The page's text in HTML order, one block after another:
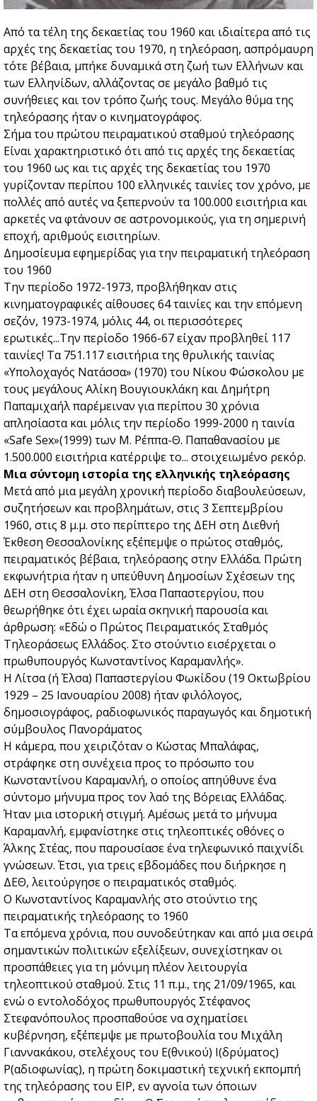
Από τα τέλη της δεκαετίας του 1960 και ιδιαίτερα από τις
αρχές της δεκαετίας του 1970, η τηλεόραση, ασπρόμαυρη
τότε βέβαια, μπήκε δυναμικά στη ζωή των Ελλήνων και
των Ελληνίδων, αλλάζοντας σε μεγάλο βαθμό τις
συνήθειες και τον τρόπο ζωής τους. Μεγάλο θύμα της
τηλεόρασης ήταν ο κινηματογράφος.
Σήμα του πρώτου πειραματικού σταθμού τηλεόρασης
Είναι χαρακτηριστικό ότι από τις αρχές της δεκαετίας
του 1960 ως και τις αρχές της δεκαετίας του 1970
γυρίζονταν περίπου 100 ελληνικές ταινίες τον χρόνο, με
πολλές από αυτές να ξεπερνούν τα 100.000 εισιτήρια και
αρκετές να φτάνουν σε αστρονομικούς, για τη σημερινή
εποχή, αριθμούς εισιτηρίων.
Δημοσίευμα εφημερίδας για την πειραματική τηλεόραση
του 1960
Την περίοδο 1972-1973, προβλήθηκαν στις
κινηματογραφικές αίθουσες 64 ταινίες και την επόμενη
σεζόν, 1973-1974, μόλις 44, οι περισσότερες
ερωτικές...Την περίοδο 1966-67 είχαν προβληθεί 117
ταινίες! Τα 751.117 εισιτήρια της θρυλικής ταινίας
«Υπολοχαγός Νατάσσα» (1970) του Νίκου Φώσκολου με
τους μεγάλους Αλίκη Βουγιουκλάκη και Δημήτρη
Παπαμιχαήλ παρέμειναν για περίπου 30 χρόνια
απλησίαστα και μόλις την περίοδο 1999-2000 η ταινία
«Safe Sex»(1999) των M. Ρέππα-Θ. Παπαθανασίου με
1.500.000 εισιτήρια κατέρριψε το... στοιχειωμένο ρεκόρ.
Μια σύντομη ιστορία της ελληνικής τηλεόρασης
Μετά από μια μεγάλη χρονική περίοδο διαβουλεύσεων,
συζητήσεων και προβλημάτων, στις 3 Σεπτεμβρίου
1960, στις 8 μ.μ. στο περίπτερο της ΔΕΗ στη Διεθνή
Έκθεση Θεσσαλονίκης εξέπεμψε ο πρώτος σταθμός,
πειραματικός βέβαια, τηλεόρασης στην Ελλάδα. Πρώτη
εκφωνήτρια ήταν η υπεύθυνη Δημοσίων Σχέσεων της
ΔΕΗ στη Θεσσαλονίκη, Έλσα Παπαστεργίου, που
θεωρήθηκε ότι έχει ωραία σκηνική παρουσία και
άρθρωση: «Εδώ ο Πρώτος Πειραματικός Σταθμός
Τηλεοράσεως Ελλάδος. Στο στούντιο εισέρχεται ο
πρωθυπουργός Κωνσταντίνος Καραμανλής».
Η Λίτσα (ή Έλσα) Παπαστεργίου Φωκίδου (19 Οκτωβρίου
1929 – 25 Ιανουαρίου 2008) ήταν φιλόλογος,
δημοσιογράφος, ραδιοφωνικός παραγωγός και δημοτική
σύμβουλος Πανοράματος
Η κάμερα, που χειριζόταν ο Κώστας Μπαλάφας,
στράφηκε στη συνέχεια προς το πρόσωπο του
Κωνσταντίνου Καραμανλή, ο οποίος απηύθυνε ένα
σύντομο μήνυμα προς τον λαό της Βόρειας Ελλάδας.
Ήταν μια ιστορική στιγμή. Αμέσως μετά το μήνυμα
Καραμανλή, εμφανίστηκε στις τηλεοπτικές οθόνες ο
Άλκης Στέας, που παρουσίασε ένα τηλεφωνικό παιχνίδι
γνώσεων. Έτσι, για τρεις εβδομάδες που διήρκησε η
ΔΕΘ, λειτούργησε ο πειραματικός σταθμός.
Ο Κωνσταντίνος Καραμανλής στο στούντιο της
πειραματικής τηλεόρασης το 1960
Τα επόμενα χρόνια, που συνοδεύτηκαν και από μια σειρά
σημαντικών πολιτικών εξελίξεων, συνεχίστηκαν οι
προσπάθειες για τη μόνιμη πλέον λειτουργία
τηλεοπτικού σταθμού. Στις 11 π.μ., της 21/09/1965, και
ενώ ο εντολοδόχος πρωθυπουργός Στέφανος
Στεφανόπουλος προσπαθούσε να σχηματίσει
κυβέρνηση, εξέπεμψε με πρωτοβουλία του Μιχάλη
Γιαννακάκου, στελέχους του Ε(θνικού) Ι(δρύματος)
Ρ(αδιοφωνίας), η πρώτη δοκιμαστική τεχνική εκπομπή
της τηλεόρασης του ΕΙΡ, εν αγνοία των όποιων